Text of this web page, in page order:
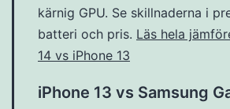
kärnig GPU. Se skillnaderna i
batteri och pris. Läs hela
14 vs iPhone 13
iPhone 13 vs Samsung